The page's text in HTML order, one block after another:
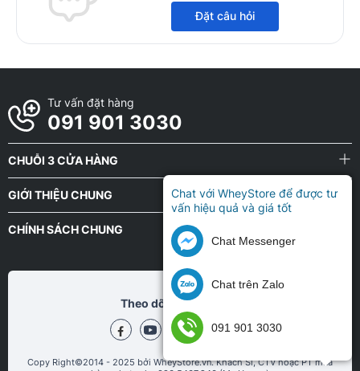
Đặt câu hỏi
Tư vấn đặt hàng
091 901 3030
CHUỖI 3 CỬA HÀNG
GIỚI THIỆU CHUNG
CHÍNH SÁCH CHUNG
Theo dõi chũng tôi tại
Copy Right©2014 - 2025 bởi WheyStore.vn. Khách Sỉ, CTV hoặc PT mua
Chat với WheyStore để được tư
vấn hiệu quả và giá tốt
Chat Messenger
Chat trên Zalo
091 901 3030